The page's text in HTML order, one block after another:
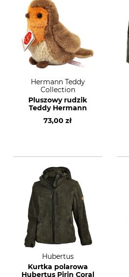
Hermann Teddy
Collection
Pluszowy rudzik
Teddy Hermann
73,00 zł
Hubertus
Kurtka polarowa
Hubertus Pirin Coral